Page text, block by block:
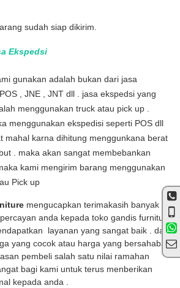
sudah siap dikirim.
Ekspedsi
gunakan adalah bukan dari jasa
, JNE , JNT dll . jasa ekspedsi yang
menggunakan truck atau pick up .
menggunakan ekspedisi seperti POS dll
mahal karna dihitung menggunkana berat
. maka akan sangat membebankan
kami mengirim barang menggunakan
Pick up
mengucapkan terimakasih banyak
anda kepada toko gandis furniture
layanan yang sangat baik . dan
yang cocok atau harga yang bersahabat
pembeli salah satu nilai ramahan
bagi kami untuk terus menberikan
kepada anda .